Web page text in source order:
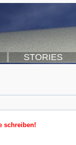
STORIES
schreiben!